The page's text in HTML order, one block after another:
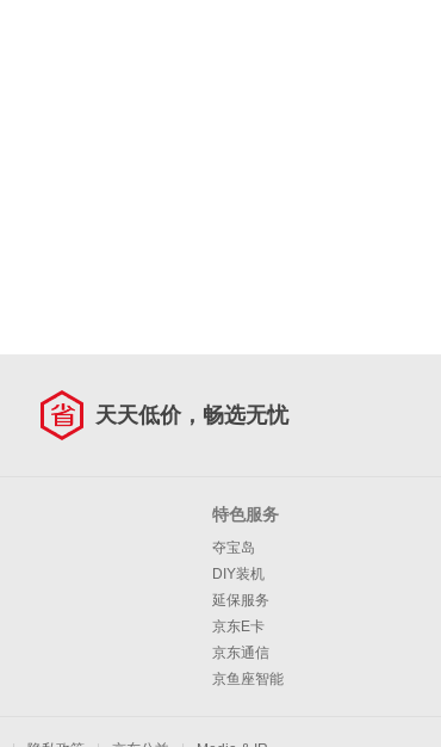
天天低价，畅选无忧
特色服务
夺宝岛
DIY装机
延保服务
京东E卡
京东通信
京鱼座智能